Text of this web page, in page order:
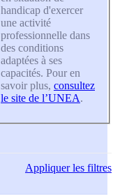
handicap d'exercer
une activité
professionnelle dans
des conditions
adaptées à ses
capacités. Pour en
savoir plus, consultez
le site de l’UNEA.
Appliquerles filtres